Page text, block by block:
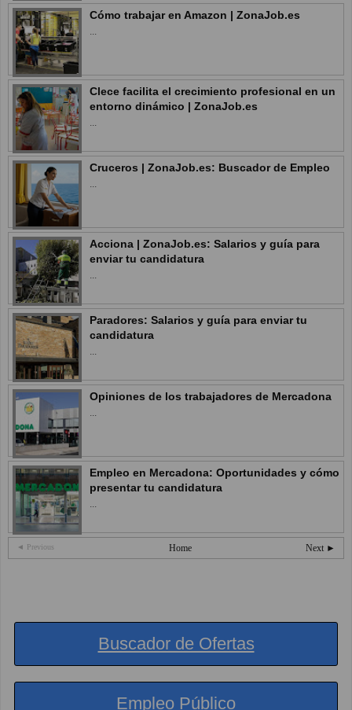
Cómo trabajar en Amazon | ZonaJob.es
Clece facilita el crecimiento profesional en un
entorno dinámico | ZonaJob.es
Cruceros | ZonaJob.es: Buscador de Empleo
Acciona | ZonaJob.es: Salarios y guía para
enviar tu candidatura
Paradores: Salarios y guía para enviar tu
candidatura
Opiniones de los trabajadores de Mercadona
Empleo en Mercadona: Oportunidades y cómo
presentar tu candidatura
◄ Previous Next ►
Home
Buscador de Ofertas
Empleo Público